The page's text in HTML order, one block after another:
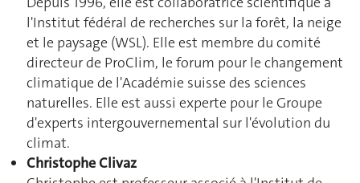
l'Institut fédéral de recherches sur la forêt, la neige
et le paysage (WSL). Elle est membre du comité
directeur de ProClim, le forum pour le changement
climatique de l'Académie suisse des sciences
naturelles. Elle est aussi experte pour le Groupe
d'experts intergouvernemental sur l'évolution du
climat.
Christophe Clivaz